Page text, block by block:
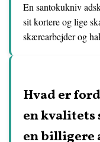
En santokukniv
sit kortere og lige
skærearbejder og
Hvad er
en
en billigere